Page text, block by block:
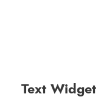
Text Widget